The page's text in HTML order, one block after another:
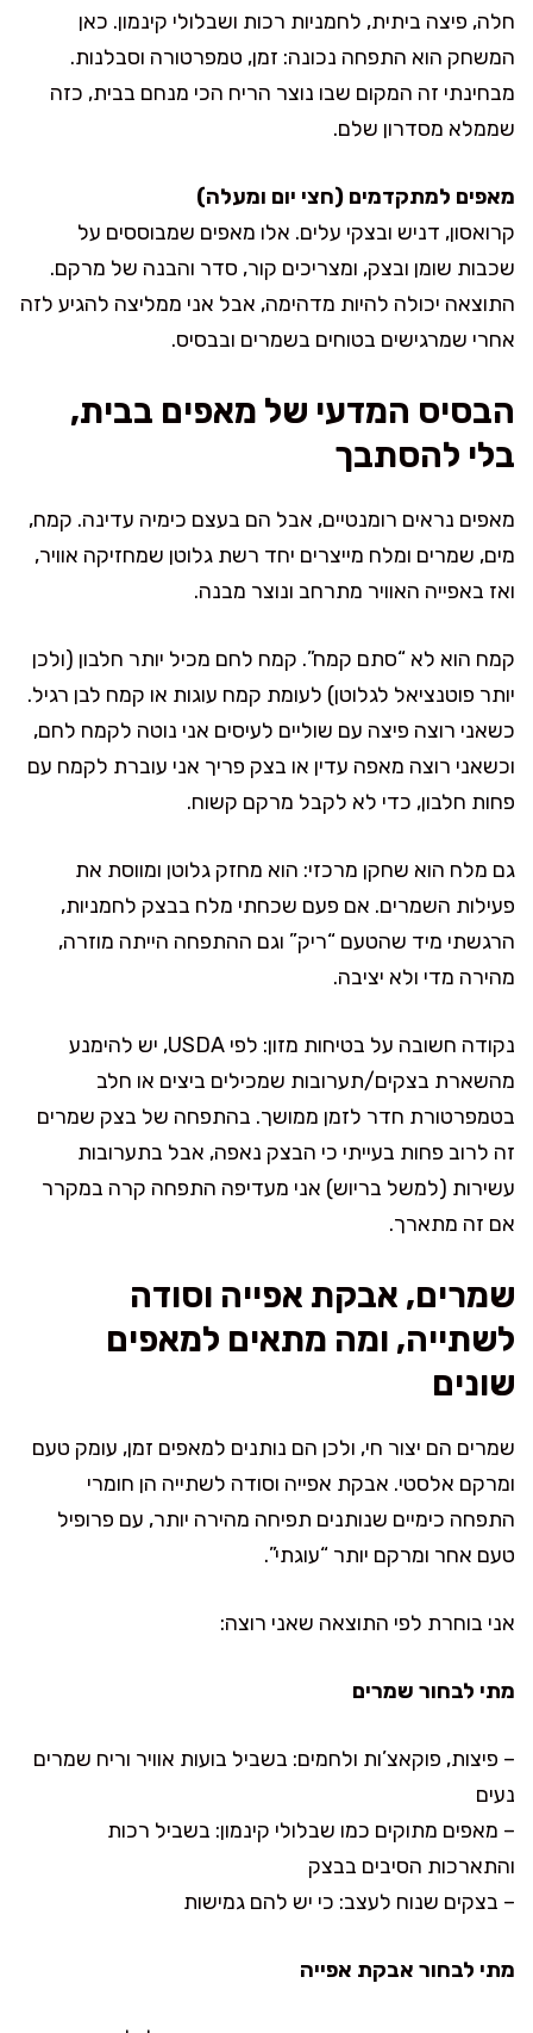
חלה, פיצה ביתית, לחמניות רכות ושבלולי קינמון. כאן
המשחק הוא התפחה נכונה: זמן, טמפרטורה וסבלנות.
מבחינתי זה המקום שבו נוצר הריח הכי מנחם בבית, כזה
שממלא מסדרון שלם.
מאפים למתקדמים (חצי יום ומעלה)
קרואסון, דניש ובצקי עלים. אלו מאפים שמבוססים על
שכבות שומן ובצק, ומצריכים קור, סדר והבנה של מרקם.
התוצאה יכולה להיות מדהימה, אבל אני ממליצה להגיע לזה
אחרי שמרגישים בטוחים בשמרים ובבסיס.
הבסיס המדעי של מאפים בבית,
בלי להסתבך
מאפים נראים רומנטיים, אבל הם בעצם כימיה עדינה. קמח,
מים, שמרים ומלח מייצרים יחד רשת גלוטן שמחזיקה אוויר,
ואז באפייה האוויר מתרחב ונוצר מבנה.
קמח הוא לא “סתם קמח”. קמח לחם מכיל יותר חלבון (ולכן
יותר פוטנציאל לגלוטן) לעומת קמח עוגות או קמח לבן רגיל.
כשאני רוצה פיצה עם שוליים לעיסים אני נוטה לקמח לחם,
וכשאני רוצה מאפה עדין או בצק פריך אני עוברת לקמח עם
פחות חלבון, כדי לא לקבל מרקם קשוח.
גם מלח הוא שחקן מרכזי: הוא מחזק גלוטן ומווסת את
פעילות השמרים. אם פעם שכחתי מלח בבצק לחמניות,
הרגשתי מיד שהטעם “ריק” וגם ההתפחה הייתה מוזרה,
מהירה מדי ולא יציבה.
נקודה חשובה על בטיחות מזון: לפי USDA, יש להימנע
מהשארת בצקים/תערובות שמכילים ביצים או חלב
בטמפרטורת חדר לזמן ממושך. בהתפחה של בצק שמרים
זה לרוב פחות בעייתי כי הבצק נאפה, אבל בתערובות
עשירות (למשל בריוש) אני מעדיפה התפחה קרה במקרר
אם זה מתארך.
שמרים, אבקת אפייה וסודה
לשתייה, ומה מתאים למאפים
שונים
שמרים הם יצור חי, ולכן הם נותנים למאפים זמן, עומק טעם
ומרקם אלסטי. אבקת אפייה וסודה לשתייה הן חומרי
התפחה כימיים שנותנים תפיחה מהירה יותר, עם פרופיל
טעם אחר ומרקם יותר “עוגתי”.
אני בוחרת לפי התוצאה שאני רוצה:
מתי לבחור שמרים
– פיצות, פוקאצ’ות ולחמים: בשביל בועות אוויר וריח שמרים
נעים
– מאפים מתוקים כמו שבלולי קינמון: בשביל רכות
והתארכות הסיבים בבצק
– בצקים שנוח לעצב: כי יש להם גמישות
מתי לבחור אבקת אפייה